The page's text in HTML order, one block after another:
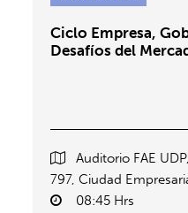
Ciclo Empresa,
Desafíos del
Auditorio FAE
797, Ciudad
08:45 Hrs